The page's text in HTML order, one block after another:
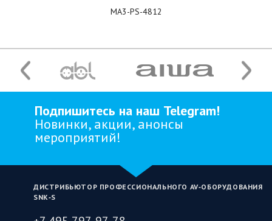
MA3-PS-4812
Подпишитесь на наш Telegram!
Новинки, акции, анонсы
мероприятий!
ДИСТРИБЬЮТОР ПРОФЕССИОНАЛЬНОГО AV‑ОБОРУДОВАНИЯ
SNK‑S